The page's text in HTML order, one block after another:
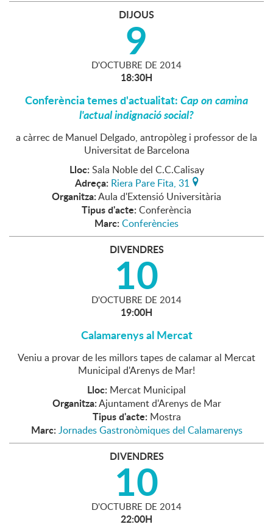
DIJOUS
9
D'OCTUBRE DE 2014
18:30H
Conferència temes d'actualitat:Cap on camina
l'actual indignació social?
a càrrec de Manuel Delgado, antropòleg i professor de la
Universitat de Barcelona
Lloc: Sala Noble del C.C.Calisay
Adreça: Riera Pare Fita, 31
Organitza:Aula d'Extensió Universitària
Tipus d'acte: Conferència
Marc: Conferències
DIVENDRES
10
D'OCTUBRE DE 2014
19:00H
Calamarenys al Mercat
Veniu a provar de les millors tapes de calamar al Mercat
Municipal d'Arenys de Mar!
Lloc: Mercat Municipal
Organitza:Ajuntament d'Arenys de Mar
Tipus d'acte: Mostra
Marc: Jornades Gastronòmiques del Calamarenys
DIVENDRES
10
D'OCTUBRE DE 2014
22:00H